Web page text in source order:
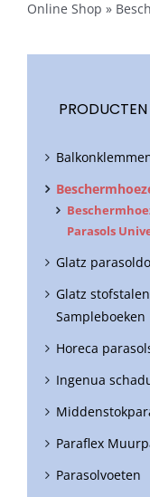
Online Shop »
PRODUCTEN
Parasols
Glatz
Glatz
Sampleboeken
Horeca
Ingenua
Paraflex
Parasolvoeten